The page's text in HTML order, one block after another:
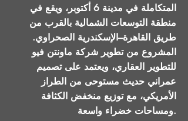
المتكاملة في مدينة 6 أكتوبر، ويقع في
منطقة التوسعات الشمالية بالقرب من
طريق القاهرة–الإسكندرية الصحراوي.
المشروع من تطوير شركة ماونتن فيو
للتطوير العقاري، ويعتمد على تصميم
عمراني حديث مستوحى من الطراز
الأمريكي، مع توزيع منخفض الكثافة
ومساحات خضراء واسعة.